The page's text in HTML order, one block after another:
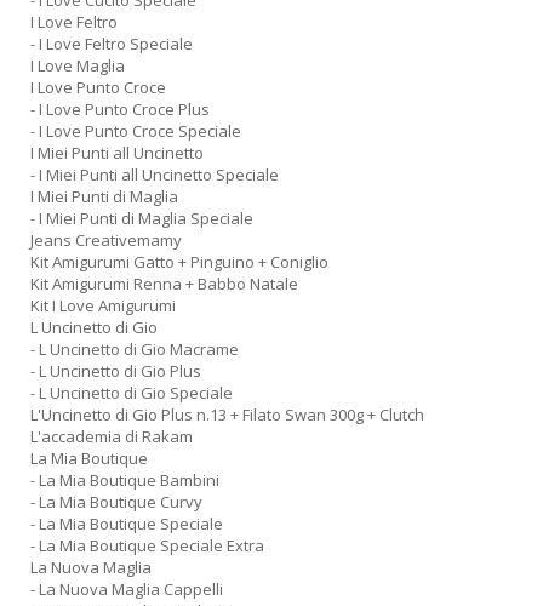
I Love Feltro
- I Love Feltro Speciale
I Love Maglia
I Love Punto Croce
- I Love Punto Croce Plus
- I Love Punto Croce Speciale
I Miei Punti all Uncinetto
- I Miei Punti all Uncinetto Speciale
I Miei Punti di Maglia
- I Miei Punti di Maglia Speciale
Jeans Creativemamy
Kit Amigurumi Gatto + Pinguino + Coniglio
Kit Amigurumi Renna + Babbo Natale
Kit I Love Amigurumi
L Uncinetto di Gio
- L Uncinetto di Gio Macrame
- L Uncinetto di Gio Plus
- L Uncinetto di Gio Speciale
L'Uncinetto di Gio Plus n.13 + Filato Swan 300g + Clutch
L'accademia di Rakam
La Mia Boutique
- La Mia Boutique Bambini
- La Mia Boutique Curvy
- La Mia Boutique Speciale
- La Mia Boutique Speciale Extra
La Nuova Maglia
- La Nuova Maglia Cappelli